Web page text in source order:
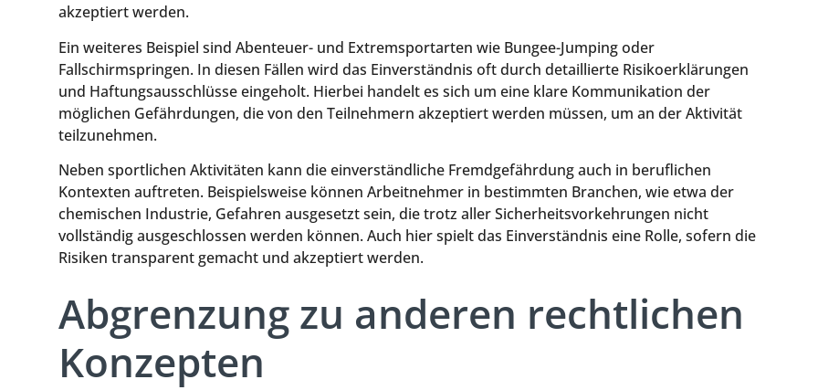
akzeptiert werden.
Ein weiteres Beispiel sind Abenteuer- und Extremsportarten wie Bungee-Jumping oder
Fallschirmspringen. In diesen Fällen wird das Einverständnis oft durch detaillierte Risikoerklärungen
und Haftungsausschlüsse eingeholt. Hierbei handelt es sich um eine klare Kommunikation der
möglichen Gefährdungen, die von den Teilnehmern akzeptiert werden müssen, um an der Aktivität
teilzunehmen.
Neben sportlichen Aktivitäten kann die einverständliche Fremdgefährdung auch in beruflichen
Kontexten auftreten. Beispielsweise können Arbeitnehmer in bestimmten Branchen, wie etwa der
chemischen Industrie, Gefahren ausgesetzt sein, die trotz aller Sicherheitsvorkehrungen nicht
vollständig ausgeschlossen werden können. Auch hier spielt das Einverständnis eine Rolle, sofern die
Risiken transparent gemacht und akzeptiert werden.
Abgrenzung zu anderen rechtlichen
Konzepten